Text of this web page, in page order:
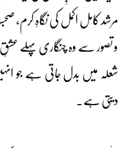
مرشد کامل اکمل کی نگاہِ کرم،
و تصور سے وہ چنگاری پہلے
شعلہ میں بدل جاتی ہے جو
دیتی ہے۔